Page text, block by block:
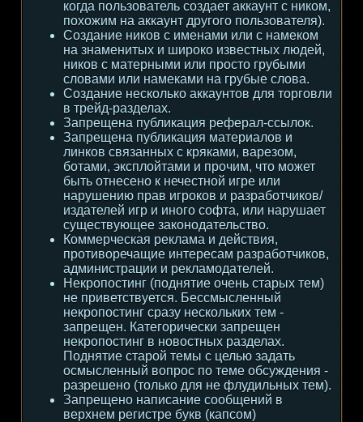
когда пользователь создает аккаунт с ником,
похожим на аккаунт другого пользователя).
Создание ников с именами или с намеком
на знаменитых и широко известных людей,
ников с матерными или просто грубыми
словами или намеками на грубые слова.
Создание несколько аккаунтов для торговли
в трейд-разделах.
Запрещена публикация реферал-ссылок.
Запрещена публикация материалов и
линков связанных с кряками, варезом,
ботами, эксплойтами и прочим, что может
быть отнесено к нечестной игре или
нарушению прав игроков и разработчиков/
издателей игр и иного софта, или нарушает
существующее законодательство.
Коммерческая реклама и действия,
противоречащие интересам разработчиков,
администрации и рекламодателей.
Некропостинг (поднятие очень старых тем)
не приветствуется. Бессмысленный
некропостинг сразу нескольких тем -
запрещен. Категорически запрещен
некропостинг в новостных разделах.
Поднятие старой темы с целью задать
осмысленный вопрос по теме обсуждения -
разрешено (только для не флудильных тем).
Запрещено написание сообщений в
верхнем регистре букв (капсом)